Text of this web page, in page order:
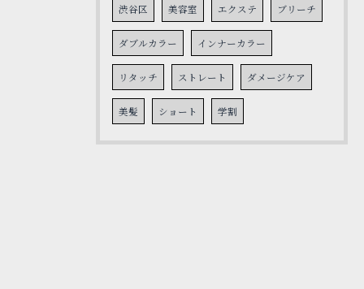
渋谷区 美容室 エクステ ブリーチ
ダブルカラー インナーカラー
リタッチ ストレート ダメージケア
美髪 ショート 学割